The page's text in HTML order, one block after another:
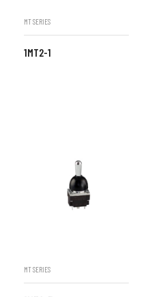
MT SERIES
1MT2-1
MT SERIES